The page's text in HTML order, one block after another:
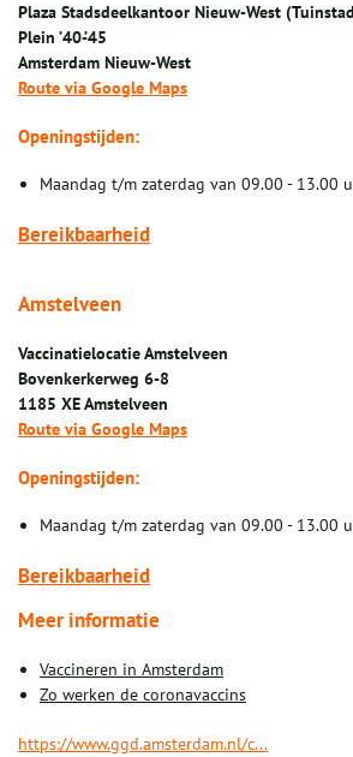
Plaza Stadsdeelkantoor Nieuw-West
Plein ’40-’45
Amsterdam Nieuw-West
Route via Google Maps
Openingstijden:
Maandag t/m zaterdag van 09.00 - 13.00
Bereikbaarheid
Amstelveen
Vaccinatielocatie Amstelveen
Bovenkerkerweg 6-8
1185 XE Amstelveen
Route via Google Maps
Openingstijden:
Maandag t/m zaterdag van 09.00 - 13.00
Bereikbaarheid
Meer informatie
Vaccineren in Amsterdam
Zo werken de coronavaccins
https://www.ggd.amsterdam.nl/c...